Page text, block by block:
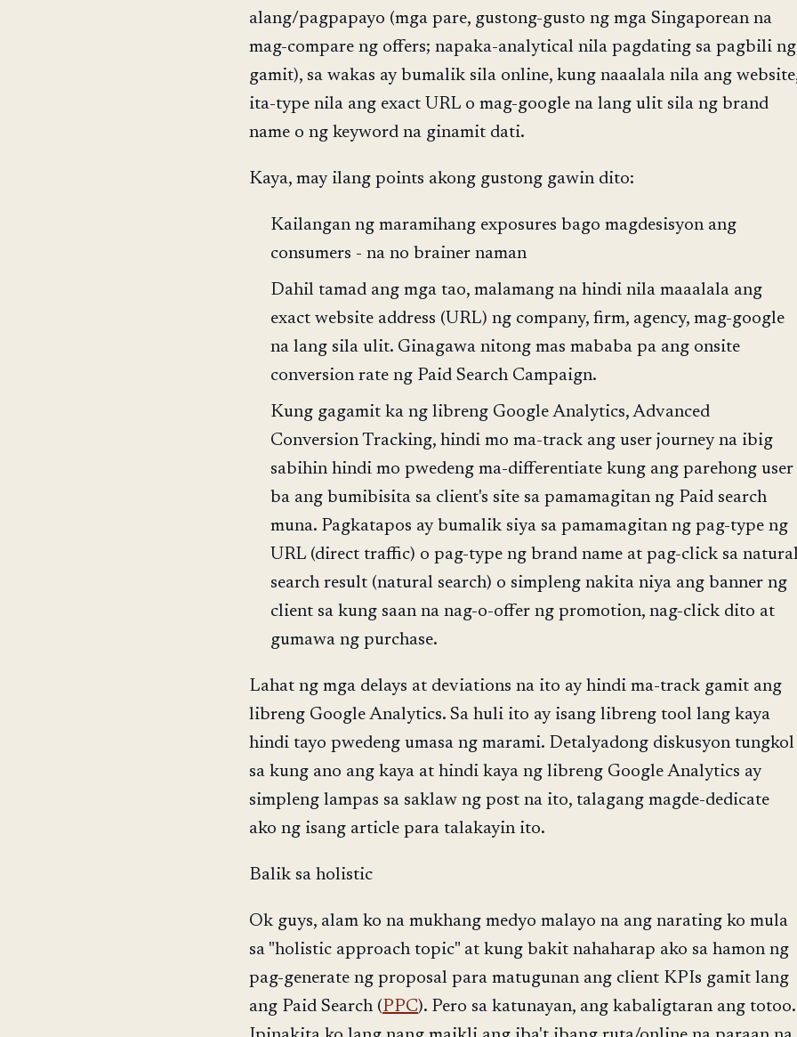
alang/pagpapayo (mga pare, gustong-gusto ng mga Singaporean na
mag-compare ng offers; napaka-analytical nila pagdating sa pagbili ng
gamit), sa wakas ay bumalik sila online, kung naaalala nila ang
ita-type nila ang exact URL o mag-google na lang ulit sila ng brand
name o ng keyword na ginamit dati.
Kaya, may ilang points akong gustong gawin dito:
Kailangan ng maramihang exposures bago magdesisyon ang
consumers - na no brainer naman
Dahil tamad ang mga tao, malamang na hindi nila maaalala ang
exact website address (URL) ng company, firm, agency, mag-google
na lang sila ulit. Ginagawa nitong mas mababa pa ang onsite
conversion rate ng Paid Search Campaign.
Kung gagamit ka ng libreng Google Analytics, Advanced
Conversion Tracking, hindi mo ma-track ang user journey na ibig
sabihin hindi mo pwedeng ma-differentiate kung ang parehong user
ba ang bumibisita sa client's site sa pamamagitan ng Paid search
muna. Pagkatapos ay bumalik siya sa pamamagitan ng pag-type ng
URL (direct traffic) o pag-type ng brand name at pag-click sa
search result (natural search) o simpleng nakita niya ang banner ng
client sa kung saan na nag-o-offer ng promotion, nag-click dito at
gumawa ng purchase.
Lahat ng mga delays at deviations na ito ay hindi ma-track gamit ang
libreng Google Analytics. Sa huli ito ay isang libreng tool lang kaya
hindi tayo pwedeng umasa ng marami. Detalyadong diskusyon tungkol
sa kung ano ang kaya at hindi kaya ng libreng Google Analytics ay
simpleng lampas sa saklaw ng post na ito, talagang magde-dedicate
ako ng isang article para talakayin ito.
Balik sa holistic
Ok guys, alam ko na mukhang medyo malayo na ang narating ko mula
sa "holistic approach topic" at kung bakit nahaharap ako sa hamon ng
pag-generate ng proposal para matugunan ang client KPIs gamit lang
ang Paid Search (PPC). Pero sa katunayan, ang kabaligtaran ang totoo.